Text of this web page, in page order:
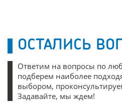
ОСТАЛИСЬ
Ответим на вопросы по
подберем наиболее
выбором,
Задавайте, мы ждем!